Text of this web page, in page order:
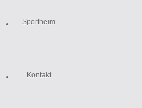
Sportheim
Kontakt